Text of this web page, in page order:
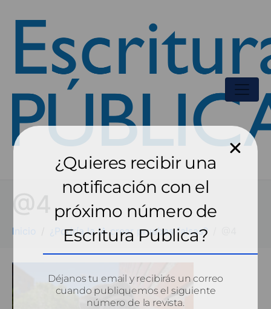
Inicio ¿Podría la IA crear pruebas falsas?
¿Quieres recibir una
notificación con el
próximo número de
Escritura Pública?
Déjanos tu email y recibirás un correo
cuando publiquemos el siguiente
número de la revista.